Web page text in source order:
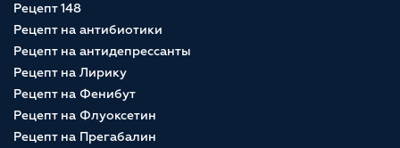
Рецепт 148
Рецепт на антибиотики
Рецепт на антидепрессанты
Рецепт на Лирику
Рецепт на Фенибут
Рецепт на Флуоксетин
Рецепт на Прегабалин